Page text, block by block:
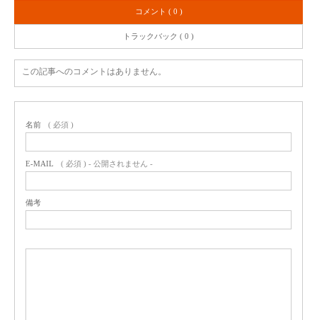
コメント ( 0 )
トラックバック ( 0 )
この記事へのコメントはありません。
名前 ( 必須 )
E-MAIL ( 必須 ) - 公開されません -
備考